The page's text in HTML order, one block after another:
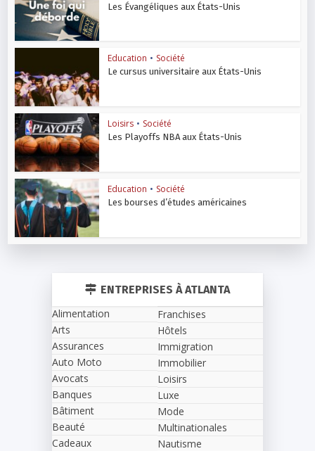
Les Évangéliques aux États-Unis
Education • Société
Le cursus universitaire aux États-Unis
Loisirs • Société
Les Playoffs NBA aux États-Unis
Education • Société
Les bourses d’études américaines
ENTREPRISES À ATLANTA
Alimentation
Arts
Assurances
Auto Moto
Avocats
Banques
Bâtiment
Beauté
Cadeaux
Franchises
Hôtels
Immigration
Immobilier
Loisirs
Luxe
Mode
Multinationales
Nautisme